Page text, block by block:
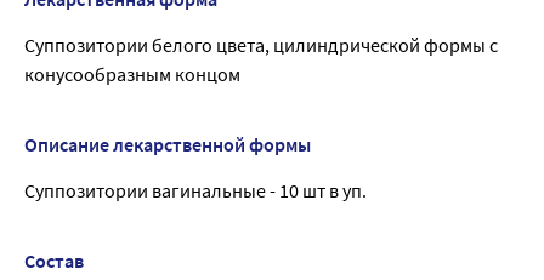
Суппозитории белого цвета, цилиндрической формы с
конусообразным концом
Описание лекарственной формы
Суппозитории вагинальные - 10 шт в уп.
Состав